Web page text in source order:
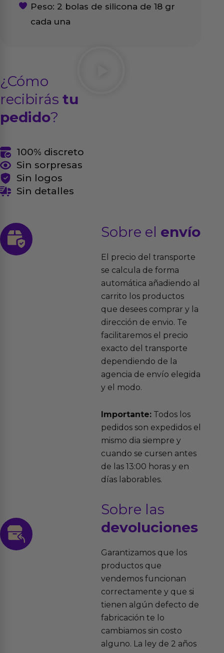
Peso: 2 bolas de silicona de 18 gr
cada una
¿Cómo
recibirás tu
pedido?
100% discreto
Sin sorpresas
Sin logos
Sin detalles
Sobre el envío
El precio del transporte
se calcula de forma
automática añadiendo al
carrito los productos
que desees comprar y la
dirección de envio. Te
facilitaremos el precio
exacto del transporte
dependiendo de la
agencia de envío elegida
y el modo.
Importante:Todos los
pedidos son expedidos el
mismo dia siempre y
cuando se cursen antes
de las 13:00 horas y en
días laborables.
Sobre las
devoluciones
Garantizamos que los
productos que
vendemos funcionan
correctamente y que si
tienen algún defecto de
fabricación te lo
cambiamos sin costo
alguno. La ley de 2 años